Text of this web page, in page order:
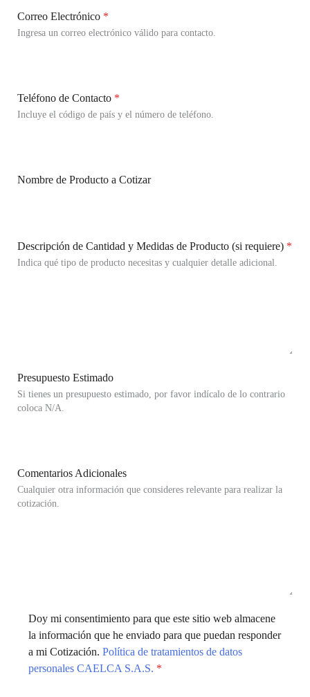
Correo Electrónico *
Ingresa un correo electrónico válido para contacto.
Teléfono de Contacto *
Incluye el código de país y el número de teléfono.
Nombre de Producto a Cotizar
Descripción de Cantidad y Medidas de Producto (si requiere) *
Indica qué tipo de producto necesitas y cualquier detalle adicional.
Presupuesto Estimado
Si tienes un presupuesto estimado, por favor indícalo de lo contrario
coloca N/A.
Comentarios Adicionales
Cualquier otra información que consideres relevante para realizar la
cotización.
Doy mi consentimiento para que este sitio web almacene
la información que he enviado para que puedan responder
a mi Cotización. Política de tratamientos de datos
personales CAELCA S.A.S. *